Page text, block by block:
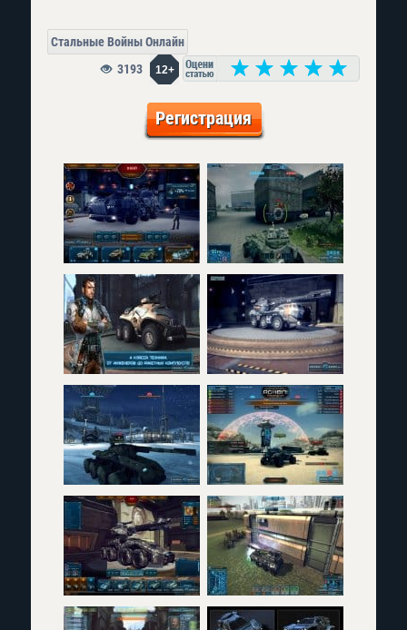
Стальные Войны Онлайн
12+
3193
Регистрация